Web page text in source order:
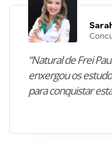
“Natural de Frei
enxergou os
para conquistar